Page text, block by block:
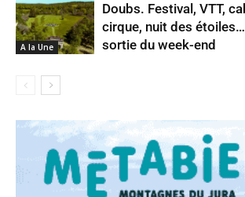
A la Une
Doubs. Festival, VTT,
cirque, nuit des
sortie du week-end